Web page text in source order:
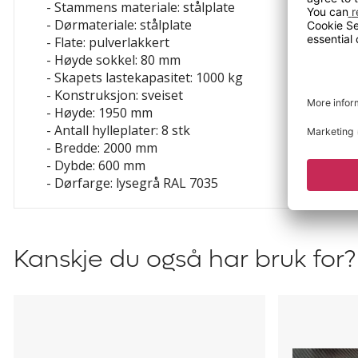
- Stammens materiale: stålplate
- Dørmateriale: stålplate
- Flate: pulverlakkert
- Høyde sokkel: 80 mm
- Skapets lastekapasitet: 1000 kg
- Konstruksjon: sveiset
- Høyde: 1950 mm
- Antall hylleplater: 8 stk
- Bredde: 2000 mm
- Dybde: 600 mm
- Dørfarge: lysegrå RAL 7035
Kanskje du også har bruk for?